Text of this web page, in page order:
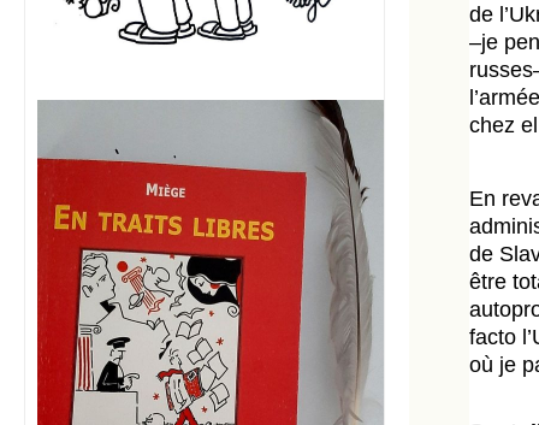
de
–je
chez
En
de
être
facto
où je